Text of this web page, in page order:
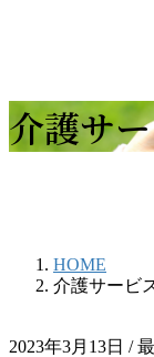
介護サ
HOME
介護サービ
2023年3月13日 /